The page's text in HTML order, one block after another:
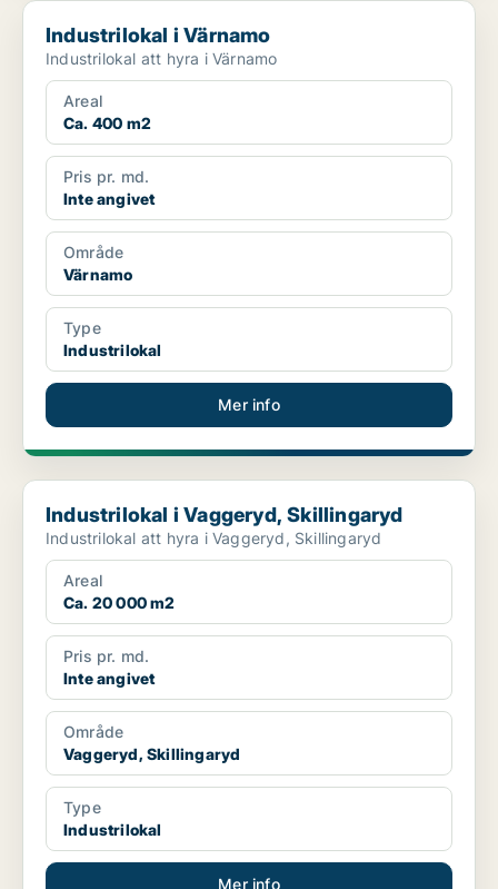
Industrilokal i Värnamo
Industrilokal i Värnamo
Industrilokal att hyra i Värnamo
Areal
Ca. 400 m2
Pris pr. md.
Inte angivet
Område
Värnamo
Type
Industrilokal
Mer info
Industrilokal i Vaggeryd, Skillingaryd
Industrilokal i Vaggeryd, Skillingaryd
Industrilokal att hyra i Vaggeryd, Skillingaryd
Areal
Ca. 20 000 m2
Pris pr. md.
Inte angivet
Område
Vaggeryd, Skillingaryd
Type
Industrilokal
Mer info